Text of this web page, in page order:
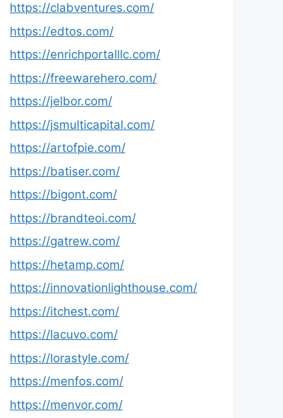
https://clabventures.com/
https://edtos.com/
https://enrichportalllc.com/
https://freewarehero.com/
https://jelbor.com/
https://jsmulticapital.com/
https://artofpie.com/
https://batiser.com/
https://bigont.com/
https://brandteoi.com/
https://gatrew.com/
https://hetamp.com/
https://innovationlighthouse.com/
https://itchest.com/
https://lacuvo.com/
https://lorastyle.com/
https://menfos.com/
https://menvor.com/